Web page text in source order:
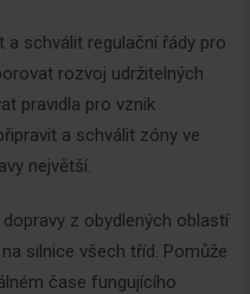
a schválit regulační řády pro
rozvoj udržitelných
pravidla pro vznik
a schválit zóny ve
největší.
z obydlených oblastí
silnice všech tříd. Pomůže
čase fungujícího